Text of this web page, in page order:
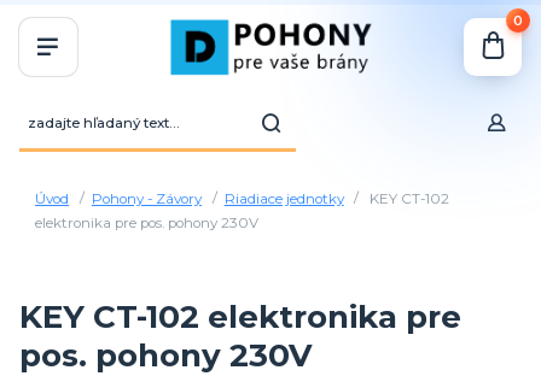
0
Úvod Pohony - Závory Riadiace jednotky
KEY CT-102
elektronika pre pos. pohony 230V
KEY CT-102 elektronika pre
pos. pohony 230V